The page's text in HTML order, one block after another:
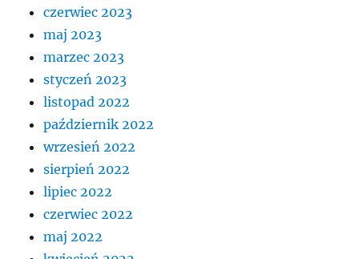
czerwiec 2023
maj 2023
marzec 2023
styczeń 2023
listopad 2022
październik 2022
wrzesień 2022
sierpień 2022
lipiec 2022
czerwiec 2022
maj 2022